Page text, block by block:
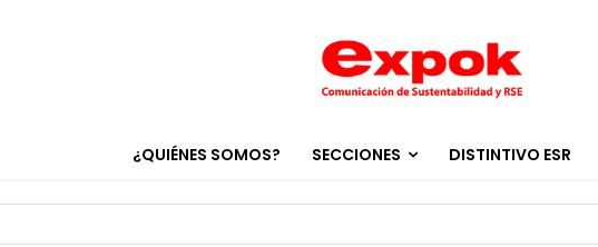
¿QUIÉNES SOMOS? SECCIONES DISTINTIVO ESR